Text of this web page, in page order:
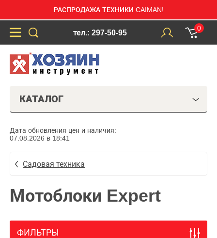
РАСПРОДАЖА ТЕХНИКИ CAIMAN!
тел.: 297-50-95
0
КАТАЛОГ
Дата обновления цен и наличия:
07.08.2026 в 18:41
Садовая техника
Мотоблоки Expert
ФИЛЬТРЫ